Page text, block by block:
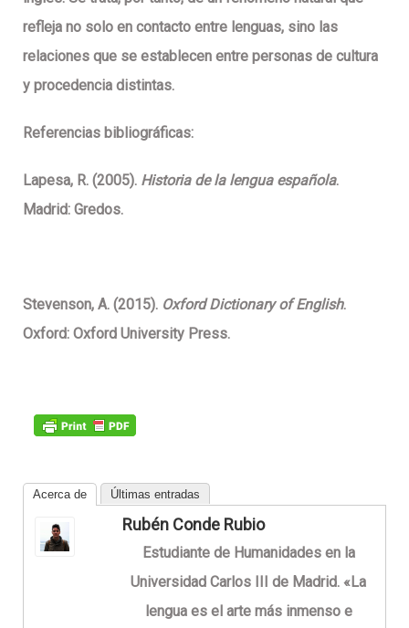
refleja no solo en contacto entre lenguas, sino las
relaciones que se establecen entre personas de cultura
y procedencia distintas.
Referencias bibliográficas:
Lapesa, R. (2005). Historia de la lengua española.
Madrid: Gredos.
Stevenson, A. (2015). Oxford Dictionary of English.
Oxford: Oxford University Press.
Acerca de Últimas entradas
Rubén Conde Rubio
Estudiante de Humanidades en la
Universidad Carlos III de Madrid. «La
lengua es el arte más inmenso e